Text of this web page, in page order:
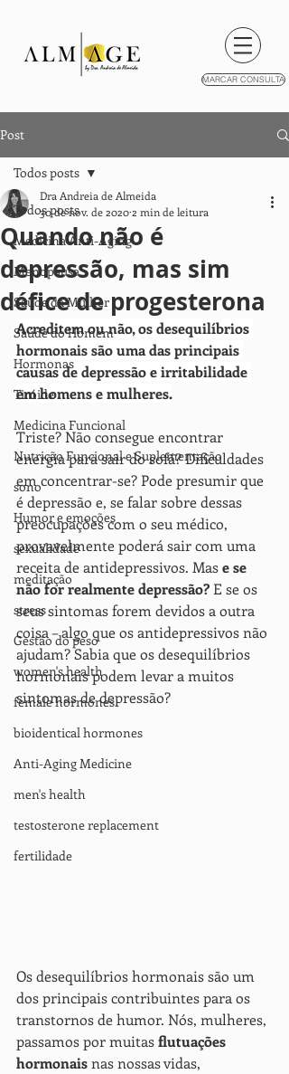
MARCAR CONSULTA
Post
Todos posts
Medicina Anti-Aging
Menopausa
Saúde da Mulher
Saúde do Homem
Hormonas
Tiróide
Medicina Funcional
Nutrição Funcional e Suplementação
sono
Humor e emoções
sexualidade
meditação
stress
Gestão do peso
women's health
female hormones
bioidentical hormones
Anti-Aging Medicine
men's health
testosterone replacement
fertilidade
Todos posts
Quando não é
depressão, mas sim
défice de progesterona
Dra Andreia de Almeida
30 de nov. de 20202 min de leitura
Acreditem ou não, os desequilíbrios
hormonais são uma das principais
causas de depressão e irritabilidade
em homens e mulheres.
Triste? Não consegue encontrar
energia para sair do sofá? Dificuldades
em concentrar-se? Pode presumir que
é depressão e, se falar sobre dessas
preocupações com o seu médico,
provavelmente poderá sair com uma
receita de antidepressivos. Mas e se
não for realmente depressão? E se os
seus sintomas forem devidos a outra
coisa – algo que os antidepressivos não
ajudam? Sabia que os desequilíbrios
hormonais podem levar a muitos
sintomas de depressão?
Os desequilíbrios hormonais são um
dos principais contribuintes para os
transtornos de humor. Nós, mulheres,
passamos por muitas flutuações
hormonais nas nossas vidas,